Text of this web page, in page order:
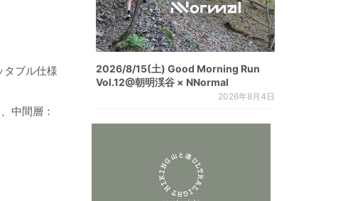
ブル仕様
中間層：
2026/8/15(土) Good Morning Run
Vol.12@朝明渓谷 × NNormal
2026年8月4日